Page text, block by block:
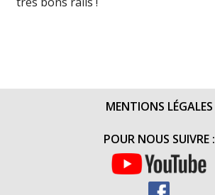
MENTIONS LÉGALES
POUR NOUS SUIVRE :